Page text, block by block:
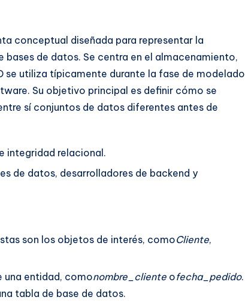
conceptual diseñada para representar la
de datos. Se centra en el almacenamiento,
se utiliza típicamente durante la fase de modelado
Su objetivo principal es definir cómo se
sí conjuntos de datos diferentes antes de
integridad relacional.
de datos, desarrolladores de backend y
son los objetos de interés, comoCliente,
una entidad, comonombre_cliente ofecha_pedido.
tabla de base de datos.